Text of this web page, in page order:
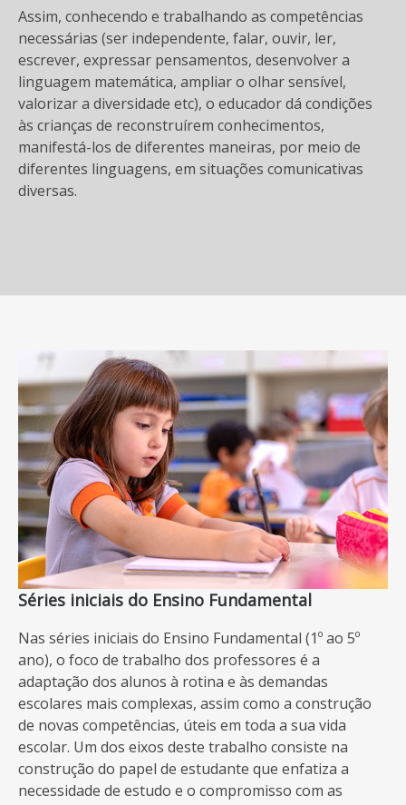
Assim, conhecendo e trabalhando as competências
necessárias (ser independente, falar, ouvir, ler,
escrever, expressar pensamentos, desenvolver a
linguagem matemática, ampliar o olhar sensível,
valorizar a diversidade etc), o educador dá condições
às crianças de reconstruírem conhecimentos,
manifestá-los de diferentes maneiras, por meio de
diferentes linguagens, em situações comunicativas
diversas.
Séries iniciais do Ensino Fundamental
Nas séries iniciais do Ensino Fundamental (1º ao 5º
ano), o foco de trabalho dos professores é a
adaptação dos alunos à rotina e às demandas
escolares mais complexas, assim como a construção
de novas competências, úteis em toda a sua vida
escolar. Um dos eixos deste trabalho consiste na
construção do papel de estudante que enfatiza a
necessidade de estudo e o compromisso com as